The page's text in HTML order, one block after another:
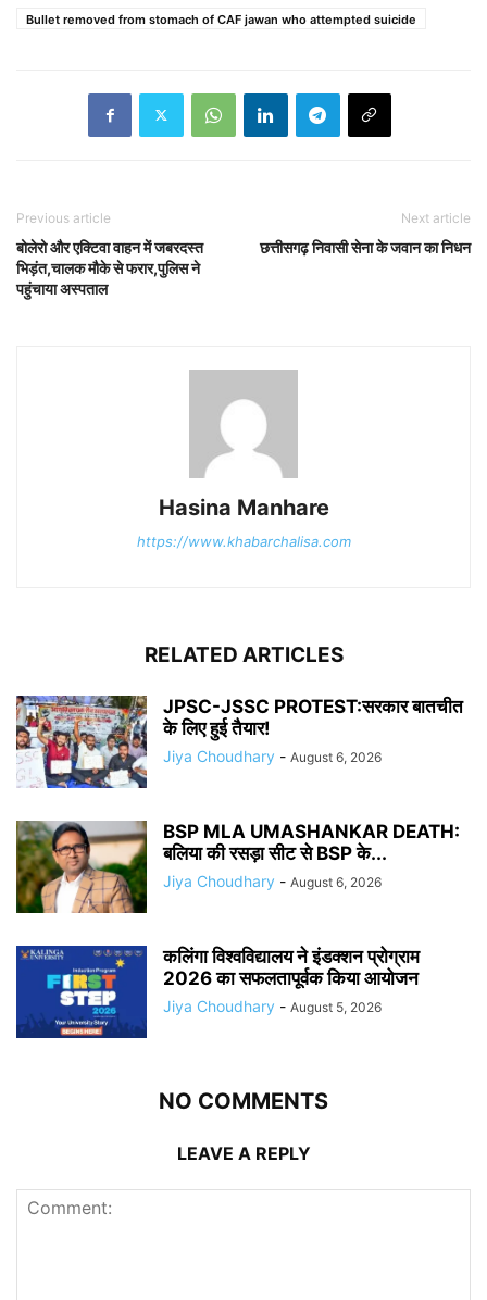
Bullet removed from stomach of CAF jawan who attempted suicide
Previous article
बोलेरो और एक्टिवा वाहन में जबरदस्त
भिड़ंत,चालक मौके से फरार,पुलिस ने
पहुंचाया अस्पताल
Next article
छत्तीसगढ़ निवासी सेना के जवान का निधन
Hasina Manhare
https://www.khabarchalisa.com
RELATED ARTICLES
JPSC-JSSC PROTEST:सरकार बातचीत
के लिए हुई तैयार!
Jiya Choudhary - August 6, 2026
BSP MLA UMASHANKAR DEATH:
बलिया की रसड़ा सीट से BSP के...
Jiya Choudhary - August 6, 2026
कलिंगा विश्वविद्यालय ने इंडक्शन प्रोग्राम
2026 का सफलतापूर्वक किया आयोजन
Jiya Choudhary - August 5, 2026
NO COMMENTS
LEAVE A REPLY